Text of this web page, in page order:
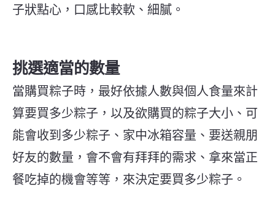
子狀點心，口感比較軟、細膩。
挑選適當的數量
當購買粽子時，最好依據人數與個人食量來計
算要買多少粽子，以及欲購買的粽子大小、可
能會收到多少粽子、家中冰箱容量、要送親朋
好友的數量，會不會有拜拜的需求、拿來當正
餐吃掉的機會等等，來決定要買多少粽子。